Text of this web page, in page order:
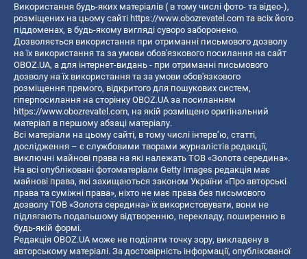
Використання будь-яких матеріалів ( в тому числі фото- та відео-),
розміщених на цьому сайті https://www.obozrevatel.com та всіх його
піддоменах, в будь-якому вигляді суворо заборонено.
Дозволяється використання при отриманні письмового дозволу
на їх використання та за умови обов'язкового посилання на сайт
OBOZ.UA, а для інтернет-видань - при отриманні письмового
дозволу на їх використання та за умови обов'язкового
розміщення прямого, відкритого для пошукових систем,
гіперпосилання на сторінку OBOZ.UA за посиланням
https://www.obozrevatel.com, на якій розміщено оригінальний
матеріал в першому абзаці матеріалу.
Всі матеріали на цьому сайті, в тому числі інтерв’ю, статті,
дослідження – є службовими творами журналістів редакції,
виключні майнові права на які належать ТОВ «Золота середина».
На всі опубліковані фотоматеріали Getty Images редакція має
майнові права, які захищаються законом України «Про авторські
права та суміжні права», ніхто не має права без письмового
дозволу ТОВ «Золота середина» їх використовувати, вони не
підлягають подальшому відтворенню, перекладу, поширенню в
будь-якій формі.
Редакція OBOZ.UA може не поділяти точку зору, викладену в
авторському матеріалі. За достовірність інформації, опублікованої